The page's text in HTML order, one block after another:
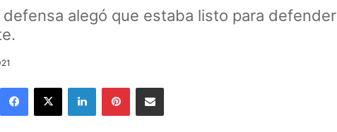
alegó que estaba listo para defender
Facebook
X LinkedInPinterestShare via Email